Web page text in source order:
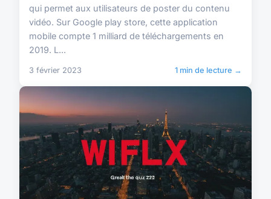
qui permet aux utilisateurs de poster du contenu
vidéo. Sur Google play store, cette application
mobile compte 1 milliard de téléchargements en
2019. L...
3 février 2023 1 min de lecture →